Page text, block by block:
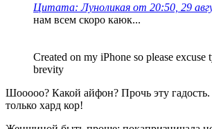
Цитата: Луноликая от 20:50, 29
нам всем скоро каюк...
Created on my iPhone so please excuse
brevity
Шооооо? Какой айфон? Прочь эту гадость.
только хард кор!